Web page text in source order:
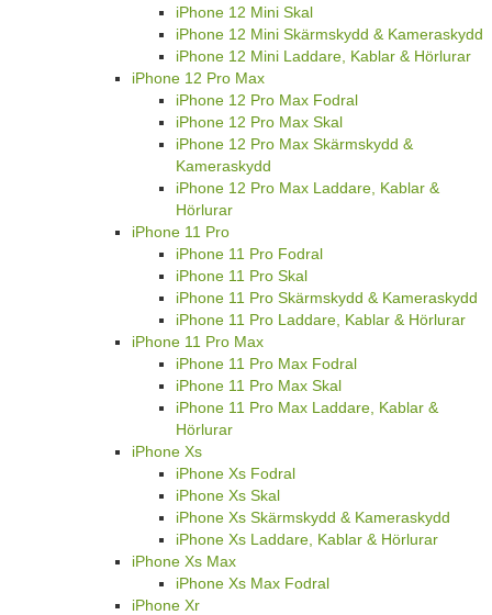
iPhone 12 Mini Skal
iPhone 12 Mini Skärmskydd & Kameraskydd
iPhone 12 Mini Laddare, Kablar & Hörlurar
iPhone 12 Pro Max
iPhone 12 Pro Max Fodral
iPhone 12 Pro Max Skal
iPhone 12 Pro Max Skärmskydd &
Kameraskydd
iPhone 12 Pro Max Laddare, Kablar &
Hörlurar
iPhone 11 Pro
iPhone 11 Pro Fodral
iPhone 11 Pro Skal
iPhone 11 Pro Skärmskydd & Kameraskydd
iPhone 11 Pro Laddare, Kablar & Hörlurar
iPhone 11 Pro Max
iPhone 11 Pro Max Fodral
iPhone 11 Pro Max Skal
iPhone 11 Pro Max Laddare, Kablar &
Hörlurar
iPhone Xs
iPhone Xs Fodral
iPhone Xs Skal
iPhone Xs Skärmskydd & Kameraskydd
iPhone Xs Laddare, Kablar & Hörlurar
iPhone Xs Max
iPhone Xs Max Fodral
iPhone Xr